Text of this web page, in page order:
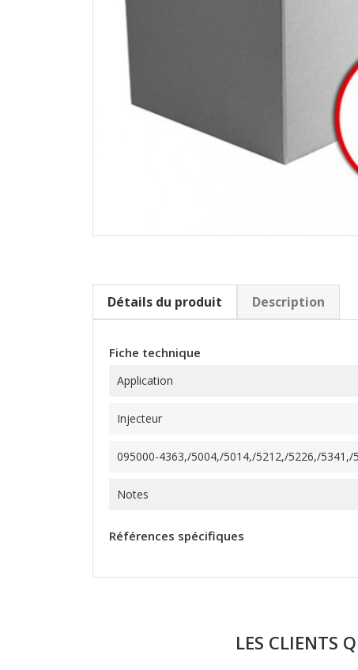
Détails du produit Description
Fiche technique
Application
Injecteur
095000-4363,/5004,/5014,/5212,/5226,/
Notes
Références spécifiques
LES CLIENTS